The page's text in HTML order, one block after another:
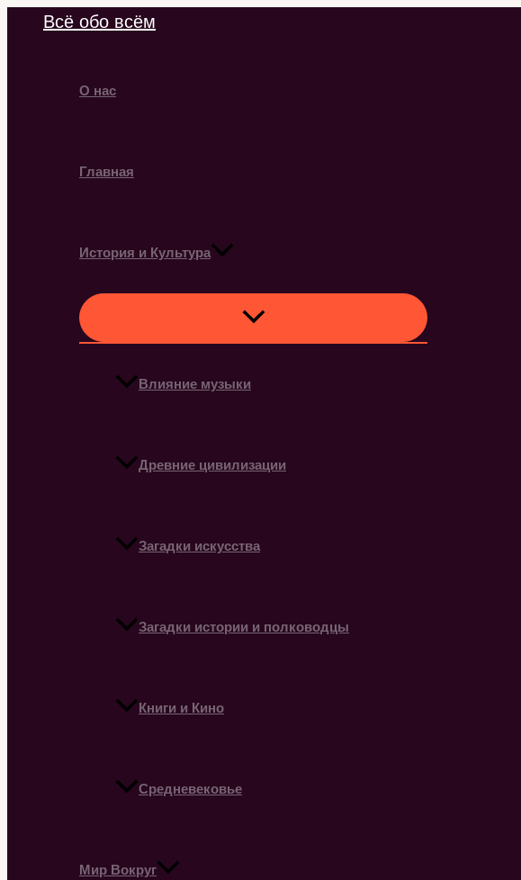
ПерейтиВсё обо всём
О нас
Главная
История и Культура
Влияние музыки
Древние цивилизации
Загадки искусства
Загадки истории и полководцы
Книги и Кино
Средневековье
Мир Вокруг